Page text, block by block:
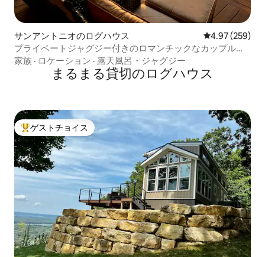
サンアントニオのログハウス レビュー259
4.97 (259)
プライベートジャグジー付きのロマンチックなカップルキ
ャビン
家族 · ロケーション · 露天風呂・ジャグジー
まるまる貸切のログハウス
大好評のゲストチョイスです。
ゲストチョイス